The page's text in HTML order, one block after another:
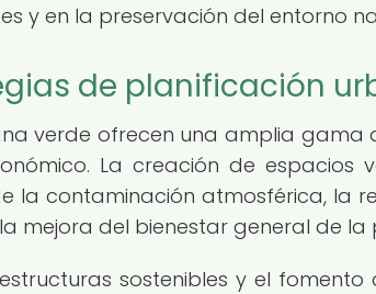
y en la preservación del entorno
de planificación
verde ofrecen una amplia gama
La creación de espacios
la contaminación atmosférica, la
mejora del bienestar general de la
sostenibles y el